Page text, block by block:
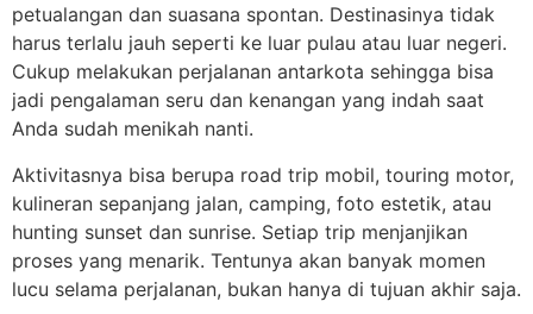
petualangan dan suasana spontan. Destinasinya tidak
harus terlalu jauh seperti ke luar pulau atau luar negeri.
Cukup melakukan perjalanan antarkota sehingga bisa
jadi pengalaman seru dan kenangan yang indah saat
Anda sudah menikah nanti.
Aktivitasnya bisa berupa road trip mobil, touring motor,
kulineran sepanjang jalan, camping, foto estetik, atau
hunting sunset dan sunrise. Setiap trip menjanjikan
proses yang menarik. Tentunya akan banyak momen
lucu selama perjalanan, bukan hanya di tujuan akhir saja.